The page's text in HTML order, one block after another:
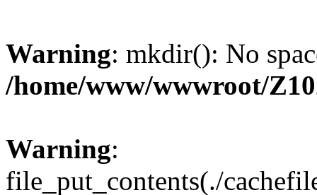
Warning: mkdir(): No
/home/www/wwwroot/
Warning:
file_put_contents(./